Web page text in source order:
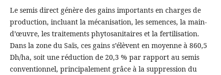
Le semis direct génère des gains importants en charges de
production, incluant la mécanisation, les semences, la main-
d’œuvre, les traitements phytosanitaires et la fertilisation.
Dans la zone du Saïs, ces gains s’élèvent en moyenne à 860,5
Dh/ha, soit une réduction de 20,3 % par rapport au semis
conventionnel, principalement grâce à la suppression du